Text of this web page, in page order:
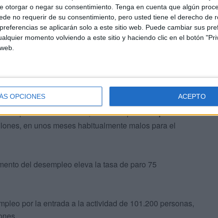
otorgar o negar su consentimiento. Tenga en cuenta que algún
no requerir de su consentimiento, pero usted tiene el derecho de
se aplicarán solo a este sitio web. Puede cambiar sus
momento volviendo a este sitio y haciendo clic en el botón
OPCIONES ACEPTO
el colectivo más castigado por la falta de
EPA indica que más del 64% de los parados tiene
la tasa de desempleo juvenil más alta de todo el
en 193.700 personas en el primer trimestre del año,
periodo desde 2013, mientras queel empleo se
en unos meses habitualmente malos para el
del desempleo eleva la tasa de paro 75
por la entrada a la actividad de 101.200 personas,